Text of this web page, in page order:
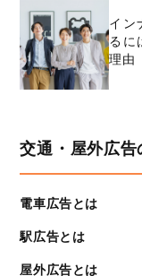
イン
るに
理由
交通・屋外広告
電車広告とは
駅広告とは
屋外広告とは